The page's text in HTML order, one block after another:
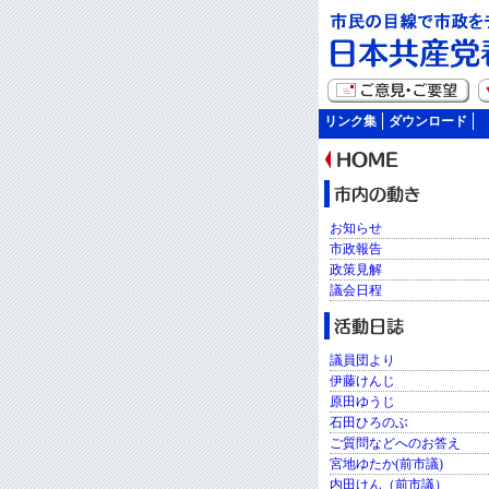
リンク集 ダウンロード
お知らせ
市政報告
政策見解
議会日程
議員団より
伊藤けんじ
原田ゆうじ
石田ひろのぶ
ご質問などへのお答え
宮地ゆたか(前市議)
内田けん（前市議）